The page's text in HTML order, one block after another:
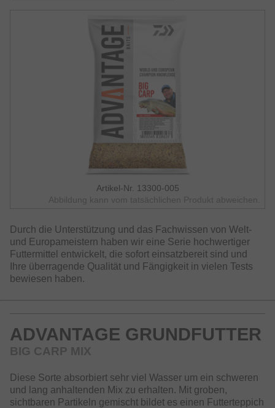
Artikel-Nr. 13300-005
Abbildung kann vom tatsächlichen Produkt abweichen.
Durch die Unterstützung und das Fachwissen von Welt-
und Europameistern haben wir eine Serie hochwertiger
Futtermittel entwickelt, die sofort einsatzbereit sind und
Ihre überragende Qualität und Fängigkeit in vielen Tests
bewiesen haben.
ADVANTAGE GRUNDFUTTER
BIG CARP MIX
Diese Sorte absorbiert sehr viel Wasser um ein schweren
und lang anhaltenden Mix zu erhalten. Mit groben,
sichtbaren Partikeln gemischt bildet es einen Futterteppich